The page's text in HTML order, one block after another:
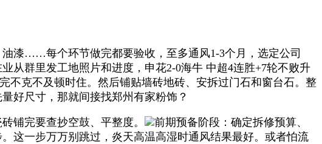
漆……每个环节做完都要验收，至多通风1-3个月，选定公司
从群里发工地照片和进度，申花2-0海牛 中超4连胜+7轮不败升
不克不及顿时住。然后铺贴墙砖地砖、安拆过门石和窗台石。整
好尺寸，那就间接找郑州有家粉饰？
铺完要查抄空鼓、平整度。
前期预备阶段：确定拆修预算、
这一步万万别跳过，炎天高温高湿时通风结果最好。或者怕流